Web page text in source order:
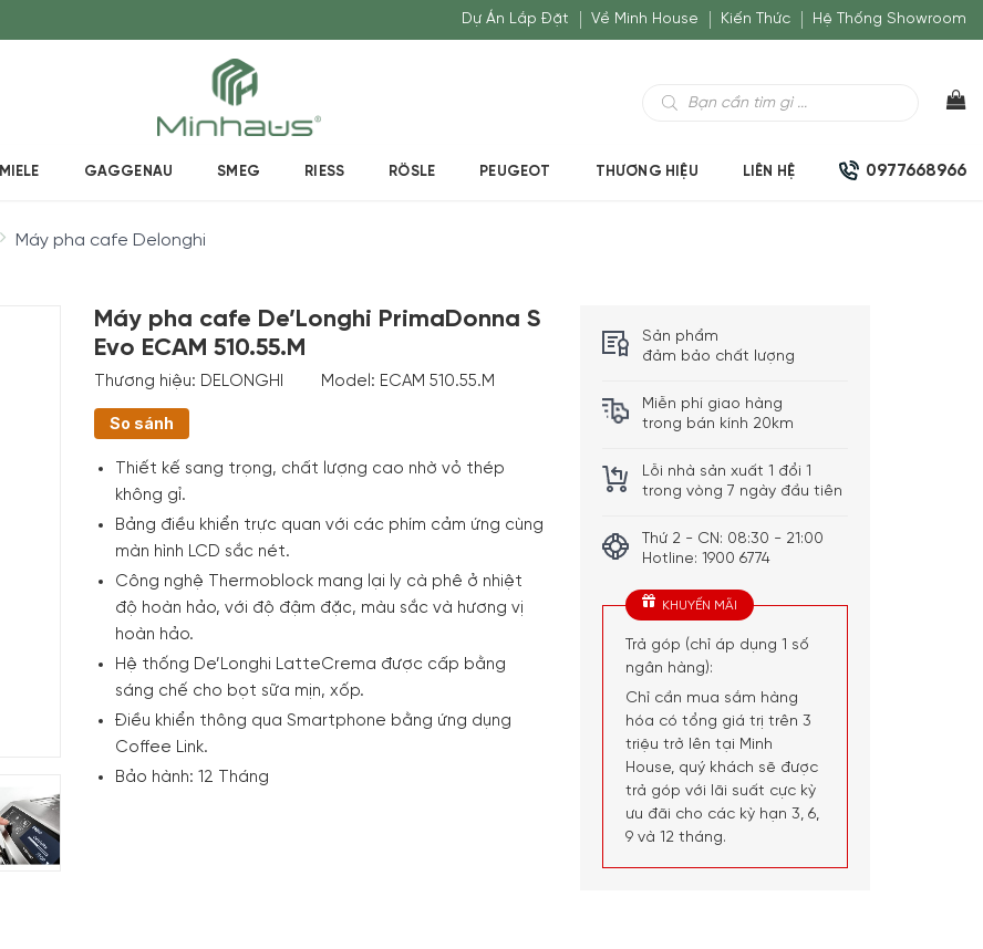
Dự Án Lắp Đặt Về Minh House Kiến Thức Hệ Thống Showroom
kiếm
MIELE GAGGENAU SMEG RIESS RÖSLE PEUGEOT THƯƠNG HIỆU LIÊN HỆ 0977668966
Máy pha cafe Delonghi
Máy pha cafe De’Longhi PrimaDonna S
Evo ECAM 510.55.M
Thương hiệu: DELONGHI Model: ECAM 510.55.M
So sánh
Thiết kế sang trọng, chất lượng cao nhờ vỏ thép
không gỉ.
Bảng điều khiển trực quan với các phím cảm ứng cùng
màn hình LCD sắc nét.
Công nghệ Thermoblock mang lại ly cà phê ở nhiệt
độ hoàn hảo, với độ đậm đặc, màu sắc và hương vị
hoàn hảo.
Hệ thống De’Longhi LatteCrema được cấp bằng
sáng chế cho bọt sữa mịn, xốp.
Điều khiển thông qua Smartphone bằng ứng dụng
Coffee Link.
Bảo hành: 12 Tháng
Sản phẩm
đảm bảo chất lượng
Miễn phí giao hàng
trong bán kính 20km
Lỗi nhà sản xuất 1 đổi 1
trong vòng 7 ngày đầu tiên
Thứ 2 - CN: 08:30 - 21:00
Hotline: 1900 6774
KHUYẾN MÃI
Trả góp (chỉ áp dụng 1 số
ngân hàng):
Chỉ cần mua sắm hàng
hóa có tổng giá trị trên 3
triệu trở lên tại Minh
House, quý khách sẽ được
trả góp với lãi suất cực kỳ
ưu đãi cho các kỳ hạn 3, 6,
9 và 12 tháng.